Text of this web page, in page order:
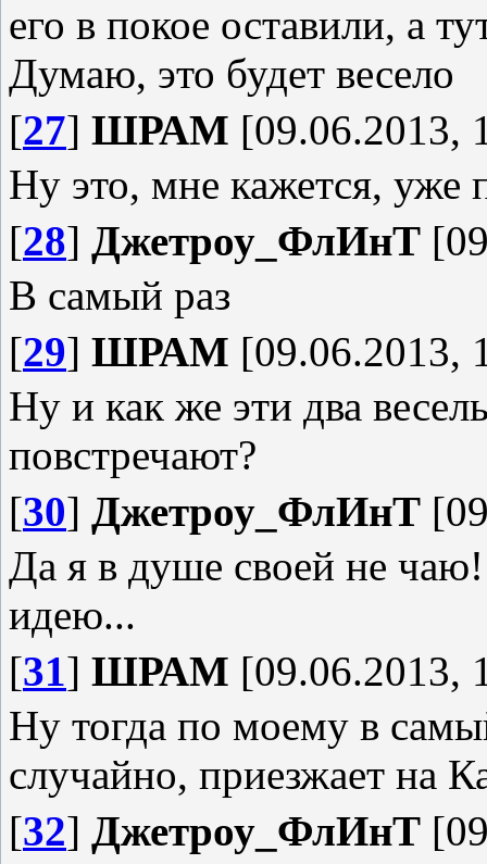
его в покое оставили, а
Думаю, это будет весело
[27] ШРАМ [09.06.2013,
Ну это, мне кажется, уже
[28] Джетроу_ФлИнТ
В самый раз
[29] ШРАМ [09.06.2013,
Ну и как же эти два
повстречают?
[30] Джетроу_ФлИнТ
Да я в душе своей не
идею...
[31] ШРАМ [09.06.2013,
Ну тогда по моему в
случайно, приезжает на
[32] Джетроу_ФлИнТ